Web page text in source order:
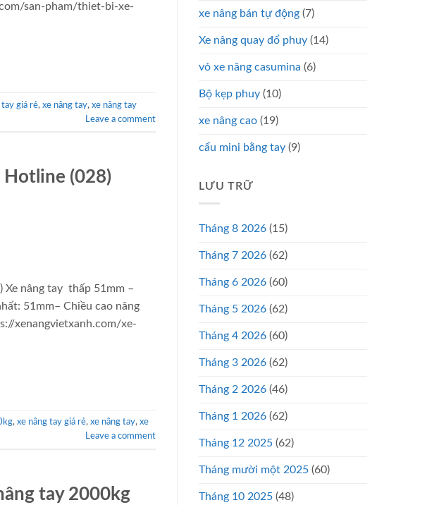
san-pham/thiet-bi-xe-
tay giá rẻ, xe nâng tay, xe nâng tay
Leave a comment
Hotline (028)
nâng tay thấp 51mm –
51mm– Chiều cao nâng
xenangvietxanh.com/xe-
, xe nâng tay giá rẻ, xe nâng tay, xe
Leave a comment
tay 2000kg
xe nâng bán tự động (7)
Xe nâng quay đổ phuy (14)
vỏ xe nâng casumina (6)
Bộ kẹp phuy (10)
xe nâng cao (19)
cẩu mini bằng tay (9)
LƯU TRỮ
Tháng 8 2026 (15)
Tháng 7 2026 (62)
Tháng 6 2026 (60)
Tháng 5 2026 (62)
Tháng 4 2026 (60)
Tháng 3 2026 (62)
Tháng 2 2026 (46)
Tháng 1 2026 (62)
Tháng 12 2025 (62)
Tháng mười một 2025 (60)
Tháng 10 2025 (48)